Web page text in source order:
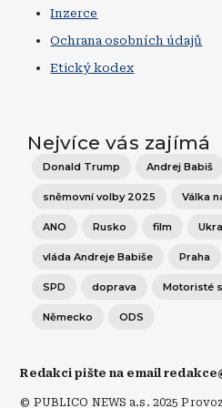
Inzerce
Ochrana osobních údajů
Etický kodex
Nejvíce vás zajímá
Donald Trump Andrej Babiš
sněmovní volby 2025 Válka
ANO Rusko film
vláda Andreje Babiše Praha
SPD doprava Motoristé
Německo ODS
Redakci pište na email
© PUBLICO NEWS a.s. 2025